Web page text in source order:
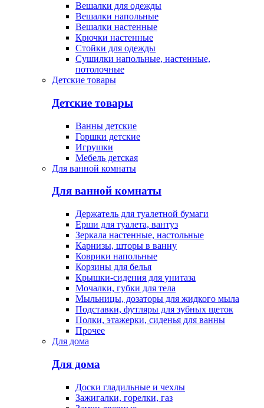
Вешалки для одежды
Вешалки напольные
Вешалки настенные
Крючки настенные
Стойки для одежды
Сушилки напольные, настенные,
потолочные
Детские товары
Детские товары
Ванны детские
Горшки детские
Игрушки
Мебель детская
Для ванной комнаты
Для ванной комнаты
Держатель для туалетной бумаги
Ерши для туалета, вантуз
Зеркала настенные, настольные
Карнизы, шторы в ванну
Коврики напольные
Корзины для белья
Крышки-сидения для унитаза
Мочалки, губки для тела
Мыльницы, дозаторы для жидкого мыла
Подставки, футляры для зубных щеток
Полки, этажерки, сиденья для ванны
Прочее
Для дома
Для дома
Доски гладильные и чехлы
Зажигалки, горелки, газ